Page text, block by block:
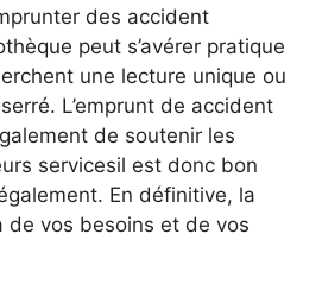
des accident
peut s’avérer pratique
une lecture unique ou
L’emprunt de accident
de soutenir les
servicesil est donc bon
En définitive, la
de vos besoins et de vos